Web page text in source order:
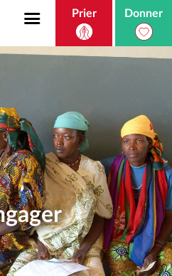
Prier Donner